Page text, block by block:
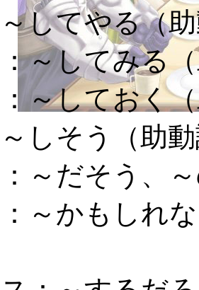
～してやる（
～してみる
～しておく
～しそう（助
～だそう、
～かもしれ